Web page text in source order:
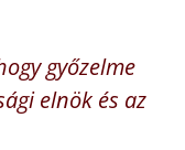
győzelme
elnök és az